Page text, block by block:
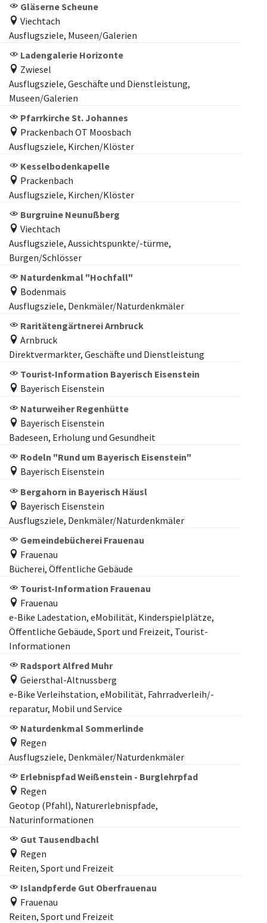
Gläserne Scheune
Viechtach
Ausflugsziele, Museen/Galerien
Ladengalerie Horizonte
Zwiesel
Ausflugsziele, Geschäfte und Dienstleistung,
Museen/Galerien
Pfarrkirche St. Johannes
Prackenbach OT Moosbach
Ausflugsziele, Kirchen/Klöster
Kesselbodenkapelle
Prackenbach
Ausflugsziele, Kirchen/Klöster
Burgruine Neunußberg
Viechtach
Ausflugsziele, Aussichtspunkte/-türme,
Burgen/Schlösser
Naturdenkmal "Hochfall"
Bodenmais
Ausflugsziele, Denkmäler/Naturdenkmäler
Raritätengärtnerei Arnbruck
Arnbruck
Direktvermarkter, Geschäfte und Dienstleistung
Tourist-Information Bayerisch Eisenstein
Bayerisch Eisenstein
Naturweiher Regenhütte
Bayerisch Eisenstein
Badeseen, Erholung und Gesundheit
Rodeln "Rund um Bayerisch Eisenstein"
Bayerisch Eisenstein
Bergahorn in Bayerisch Häusl
Bayerisch Eisenstein
Ausflugsziele, Denkmäler/Naturdenkmäler
Gemeindebücherei Frauenau
Frauenau
Bücherei, Öffentliche Gebäude
Tourist-Information Frauenau
Frauenau
e-Bike Ladestation, eMobilität, Kinderspielplätze,
Öffentliche Gebäude, Sport und Freizeit, Tourist-
Informationen
Radsport Alfred Muhr
Geiersthal-Altnussberg
e-Bike Verleihstation, eMobilität, Fahrradverleih/-
reparatur, Mobil und Service
Naturdenkmal Sommerlinde
Regen
Ausflugsziele, Denkmäler/Naturdenkmäler
Erlebnispfad Weißenstein - Burglehrpfad
Regen
Geotop (Pfahl), Naturerlebnispfade,
Naturinformationen
Gut Tausendbachl
Regen
Reiten, Sport und Freizeit
Islandpferde Gut Oberfrauenau
Frauenau
Reiten, Sport und Freizeit